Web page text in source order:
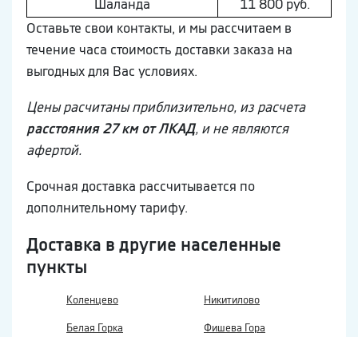
Шaлaнда
11 800 руб.
Оставьте свои контакты, и мы рассчитаем в
течение часа стоимость доставки заказа на
выгодных для Вас условиях.
Цены расчитаны приблизительно, из расчета
расстояния 27 км от ЛКАД, и не являются
афертой.
Срочная доставка рассчитывается по
дополнительному тарифу.
Доставка в другие населенные
пункты
Коленцево Никитилово
Белая Горка Фишева Гора